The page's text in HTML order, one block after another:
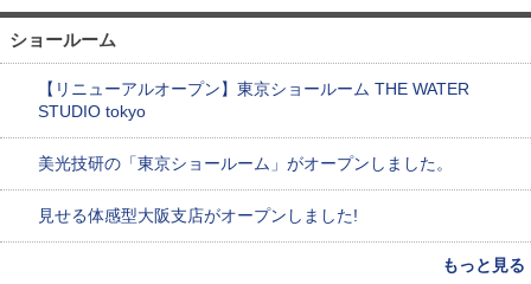
ショールーム
【リニューアルオープン】東京ショールーム THE WATER
STUDIO tokyo
美光技研の「東京ショールーム」がオープンしました。
見せる体感型大阪支店がオープンしました!
もっと見る